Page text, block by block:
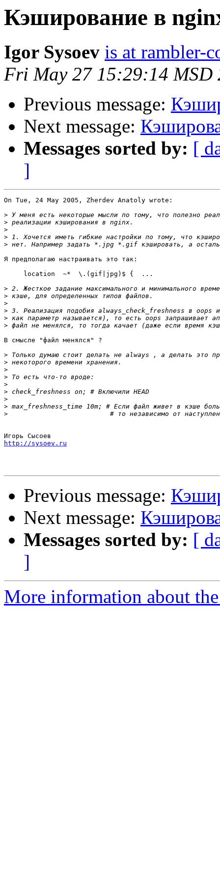
Кэширование в
Igor Sysoev is at rambler-
Fri May 27 15:29:14 MSD
Previous message:
Next message:
Messages sorted by: [
]
On Tue, 24 May 2005, Zherdev Anatoly wrote:
>
>
>
>
>
Я предполагаю настраивать это так:
     location  ~*  \.(gif|jpg)$ {  ...
>
>
>
>
>
>
В смысле "файл менялся" ?
>
>
>
>
>
>
>
>
>
http://sysoev.ru
Previous message:
Next message:
Messages sorted by: [
]
More information about